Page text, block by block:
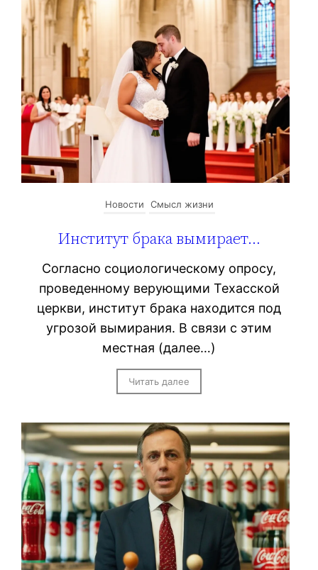
Новости Смысл жизни
Институт брака вымирает…
Согласно социологическому опросу,
проведенному верующими Техасской
церкви, институт брака находится под
угрозой вымирания. В связи с этим
местная (далее…)
Читать далее